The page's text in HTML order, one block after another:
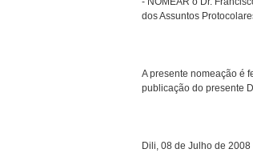
dos Assuntos
A presente nomeação é
publicação do presente
Dili, 08 de Julho de 2008